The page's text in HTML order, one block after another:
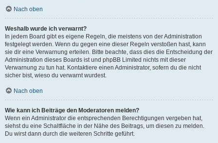
Nach oben
Weshalb wurde ich verwarnt?
In jedem Board gibt es eigene Regeln, die meistens von der Administration
festgelegt werden. Wenn du gegen eine dieser Regeln verstoßen hast, kann
sie dir eine Verwarnung erteilen. Bitte beachte, dass dies die Entscheidung der
Administration dieses Boards ist und phpBB Limited nichts mit dieser
Verwarnung zu tun hat. Kontaktiere einen Administrator, sofern du die nicht
sicher bist, wieso du verwarnt wurdest.
Nach oben
Wie kann ich Beiträge den Moderatoren melden?
Wenn ein Administrator die entsprechenden Berechtigungen vergeben hat,
siehst du eine Schaltfläche in der Nähe des Beitrags, um diesen zu melden.
Du wirst dann durch die weiteren Schritte geführt.